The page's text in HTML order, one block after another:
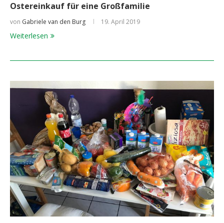
Ostereinkauf für eine Großfamilie
von Gabriele van den Burg 19. April 2019
Weiterlesen